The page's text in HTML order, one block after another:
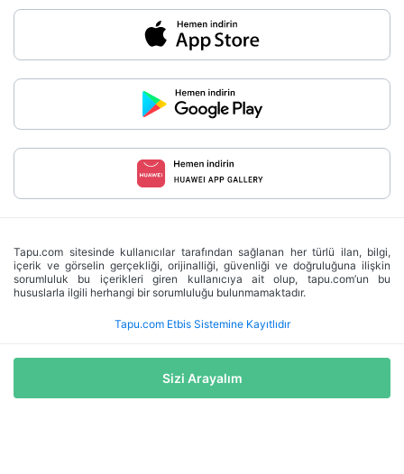
Sizi Arayalım
Tapu.com sitesinde kullanıcılar tarafından sağlanan her türlü ilan, bilgi,
içerik ve görselin gerçekliği, orijinalliği, güvenliği ve doğruluğuna ilişkin
sorumluluk bu içerikleri giren kullanıcıya ait olup, tapu.com’un bu
hususlarla ilgili herhangi bir sorumluluğu bulunmamaktadır.
Tapu.com Etbis Sistemine Kayıtlıdır